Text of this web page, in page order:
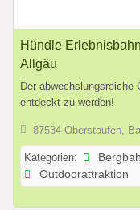
Hündle
Allgäu
Der abwechslungsreiche
entdeckt zu werden!
87534 Oberstaufen,
Kategorien:
Outdoorattraktion